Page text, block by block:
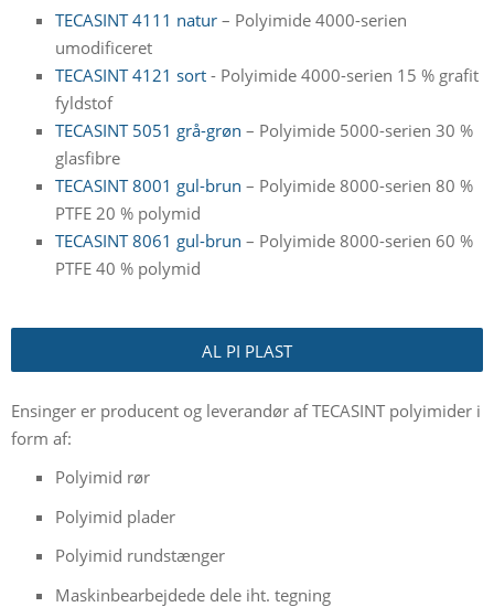
TECASINT 4111 natur – Polyimide 4000-serien
umodificeret
TECASINT 4121 sort - Polyimide 4000-serien 15 % grafit
fyldstof
TECASINT 5051 grå-grøn – Polyimide 5000-serien 30 %
glasfibre
TECASINT 8001 gul-brun – Polyimide 8000-serien 80 %
PTFE 20 % polymid
TECASINT 8061 gul-brun – Polyimide 8000-serien 60 %
PTFE 40 % polymid
AL PI PLAST
Ensinger er producent og leverandør af TECASINT polyimider i
form af:
Polyimid rør
Polyimid plader
Polyimid rundstænger
Maskinbearbejdede dele iht. tegning